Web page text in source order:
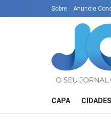
Sobre Anuncie
CAPA CIDADES